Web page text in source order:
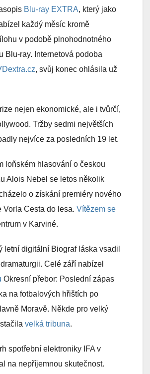
Blu-ray EXTRA, který jako
každý měsíc kromě
v podobě plnohodnotného
Blu-ray. Internetová podoba
, svůj konec ohlásila už
nejen ekonomické, ale i tvůrčí,
Tržby sedmi největších
nejvíce za posledních 19 let.
loňském hlasování o českou
Alois Nebel se letos několik
o získání premiéry nového
Vorla Cesta do lesa. Vítězem se
v Karviné.
letní digitální Biograf láska vsadil
Celé září nabízel
Okresní přebor: Poslední zápas
na fotbalových hřištích po
Moravě. Někde pro velký
velká tribuna.
spotřební elektroniky IFA v
na nepříjemnou skutečnost.